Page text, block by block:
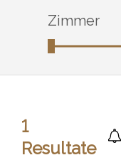
Zimmer
1
Resultate